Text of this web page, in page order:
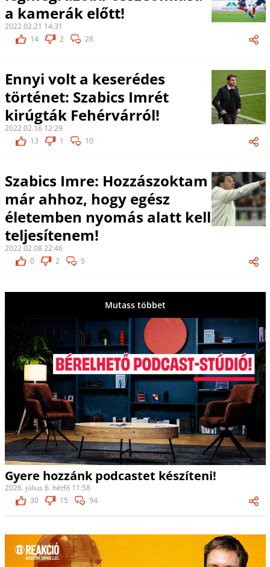
a kamerák előtt!
2022.02.21 14:31
14
2 28
Ennyi volt a keserédes
történet: Szabics Imrét
kirúgták Fehérvárról!
2022.02.16 12:29
13
1 10
Szabics Imre: Hozzászoktam
már ahhoz, hogy egész
életemben nyomás alatt kell
teljesítenem!
2022.02.08 22:46
0
2 5
Mutass többet
Gyere hozzánk podcastet készíteni!
2026. július 6. hétfő 11:58
30
15 94